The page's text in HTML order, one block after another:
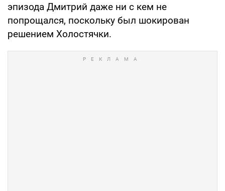
эпизода Дмитрий даже ни с кем не
попрощался, поскольку был шокирован
решением Холостячки.